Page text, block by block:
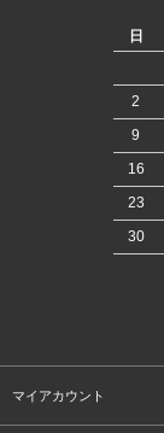
日
2
9
16
23
30
マイアカウント